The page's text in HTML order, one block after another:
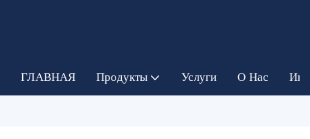
ГЛАВНАЯ Продукты Услуги О Нас